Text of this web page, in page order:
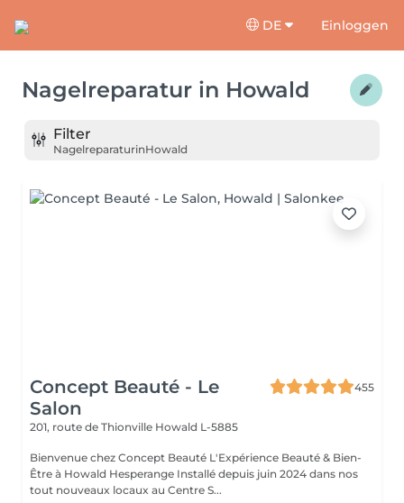
DE Einloggen
Nagelreparatur in Howald
Filter
NagelreparaturinHowald
Concept Beauté - Le
Salon
455
201, route de Thionville Howald L-5885
Bienvenue chez Concept Beauté L'Expérience Beauté & Bien-
Être à Howald Hesperange Installé depuis juin 2024 dans nos
tout nouveaux locaux au Centre S...